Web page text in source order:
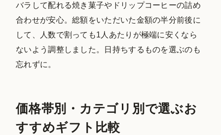
バラして配れる焼き菓子やドリップコーヒーの詰め
合わせが安心。総額をいただいた金額の半分前後に
して、人数で割っても1人あたりが極端に安くなら
ないよう調整しました。日持ちするものを選ぶのも
忘れずに。
価格帯別・カテゴリ別で選ぶお
すすめギフト比較